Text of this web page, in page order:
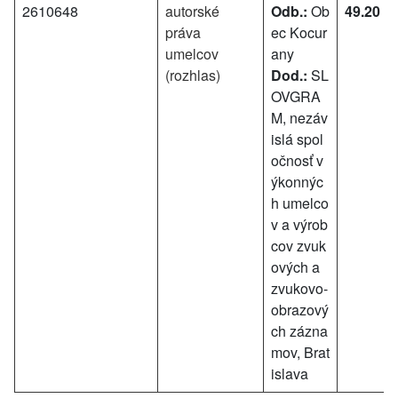
2610648
autorské
práva
umelcov
(rozhlas)
Odb.: Ob
ec Kocur
any
Dod.: SL
OVGRA
M, nezáv
islá spol
očnosť v
ýkonnýc
h umelco
v a výrob
cov zvuk
ových a
zvukovo-
obrazový
ch zázna
mov, Brat
islava
49.20 €